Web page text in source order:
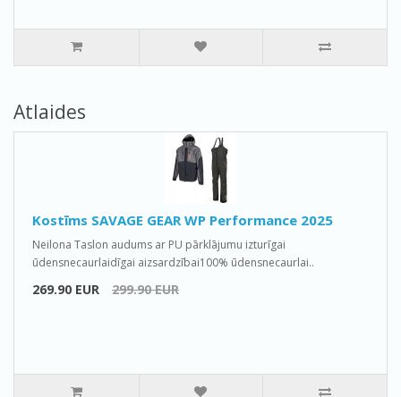
Atlaides
Kostīms SAVAGE GEAR WP Performance 2025
Neilona Taslon audums ar PU pārklājumu izturīgai
ūdensnecaurlaidīgai aizsardzībai100% ūdensnecaurlai..
269.90 EUR 299.90 EUR